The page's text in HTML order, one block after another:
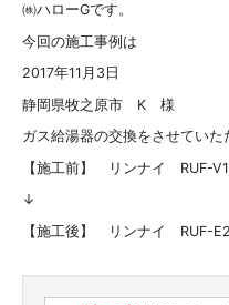
㈱ハローGです。
今回の施工事例は
2017年11月3日
静岡県牧之原市 K 様
ガス給湯器の交換をさせていた
【施工前】 リンナイ RUF-
↓
【施工後】 リンナイ RUF-